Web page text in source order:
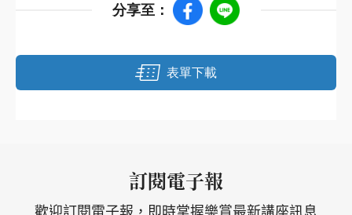
分享至：
表單下載
訂閱電子報
歡迎訂閱電子報，即時掌握樂賞最新講座訊息